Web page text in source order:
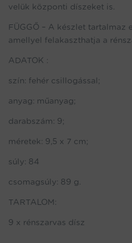
velük központi díszeket is.
FÜGGŐ – A készlet tartalmaz
amellyel felakaszthatja a
ADATOK :
szín: fehér csillogással;
anyag: műanyag;
darabszám: 9;
méretek: 9,5 x 7 cm;
súly: 84
csomagsúly: 89 g.
TARTALOM:
9 x rénszarvas dísz